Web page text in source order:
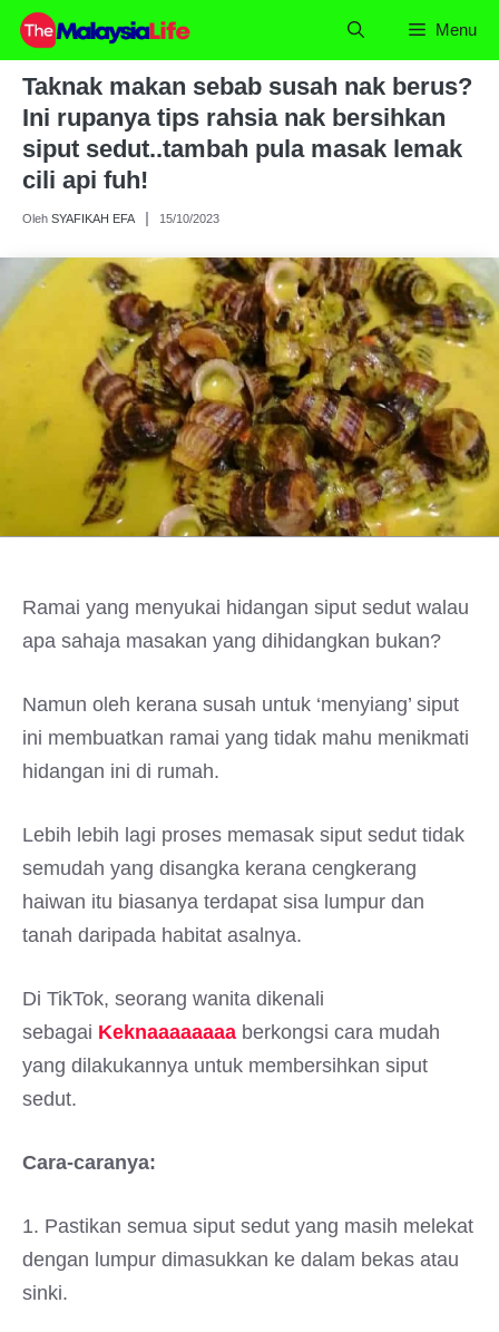
Skip
content
Menu
Taknak makan sebab susah nak berus?
Ini rupanya tips rahsia nak bersihkan
siput sedut..tambah pula masak lemak
cili api fuh!
Oleh SYAFIKAH EFA 15/10/2023
Ramai yang menyukai hidangan siput sedut walau
apa sahaja masakan yang dihidangkan bukan?
Namun oleh kerana susah untuk ‘menyiang’ siput
ini membuatkan ramai yang tidak mahu menikmati
hidangan ini di rumah.
Lebih lebih lagi proses memasak siput sedut tidak
semudah yang disangka kerana cengkerang
haiwan itu biasanya terdapat sisa lumpur dan
tanah daripada habitat asalnya.
Di TikTok, seorang wanita dikenali
sebagai Keknaaaaaaaa berkongsi cara mudah
yang dilakukannya untuk membersihkan siput
sedut.
Cara-caranya:
1. Pastikan semua siput sedut yang masih melekat
dengan lumpur dimasukkan ke dalam bekas atau
sinki.